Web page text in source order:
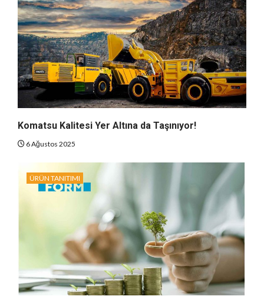
Komatsu Kalitesi Yer Altına da Taşınıyor!
6 Ağustos 2025
ÜRÜN TANITIMI